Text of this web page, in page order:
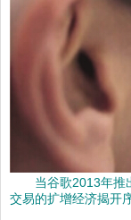
当谷歌2013年推出
交易的扩增经济揭开